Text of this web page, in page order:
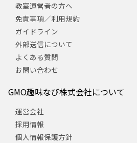
教室運営者の方へ
免責事項／利用規約
ガイドライン
外部送信について
よくある質問
お問い合わせ
GMO趣味なび株式会社について
運営会社
採用情報
個人情報保護方針